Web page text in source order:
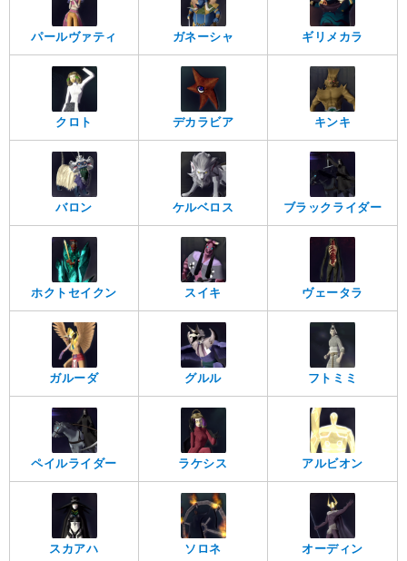
パールヴァティ ガネーシャ ギリメカラ
クロト デカラビア キンキ
バロン ケルベロス ブラックライダー
ホクトセイクン スイキ ヴェータラ
ガルーダ グルル フトミミ
ペイルライダー ラケシス アルビオン
スカアハ ソロネ オーディン